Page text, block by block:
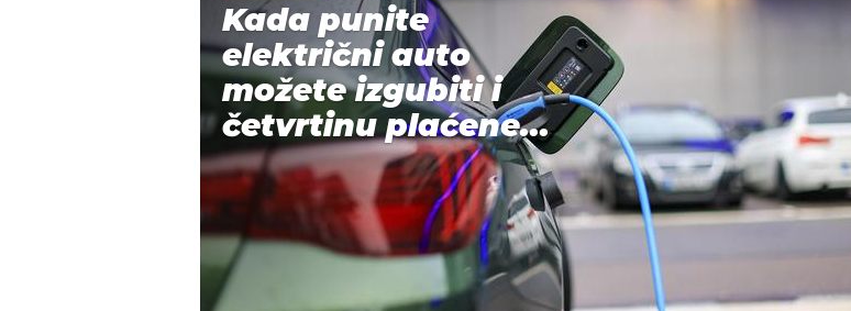
Kada punite
električni auto
možete izgubiti i
četvrtinu plaćene...